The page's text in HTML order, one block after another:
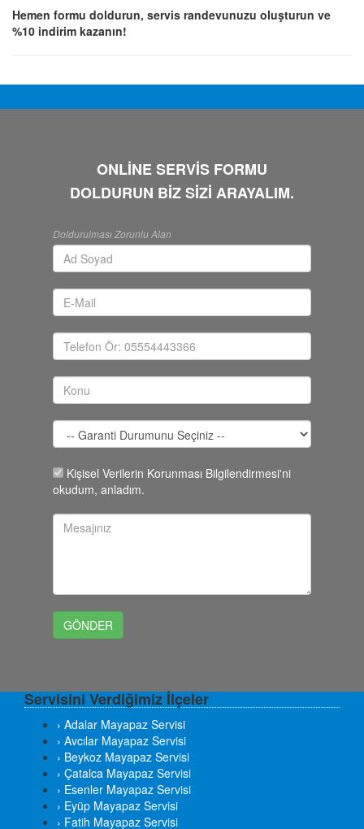
Hemen formu doldurun, servis randevunuzu oluşturun ve
%10 indirim kazanın!
ONLİNE SERVİS FORMU
DOLDURUN BİZ SİZİ ARAYALIM.
Doldurulması Zorunlu Alan
Kişisel Verilerin Korunması Bilgilendirmesi'ni
okudum, anladım.
Servisini Verdiğimiz İlçeler
› Adalar Mayapaz Servisi
› Avcılar Mayapaz Servisi
› Beykoz Mayapaz Servisi
› Çatalca Mayapaz Servisi
› Esenler Mayapaz Servisi
› Eyüp Mayapaz Servisi
› Fatih Mayapaz Servisi